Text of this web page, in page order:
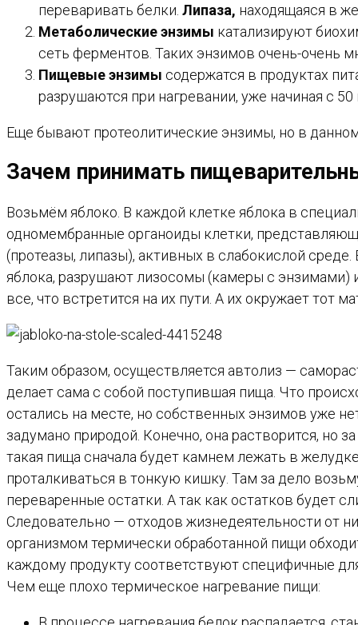
переваривать белки. Липаза, находящаяся в
Метаболические энзимы катализируют
сеть ферментов. Таких энзимов очень-очень
Пищевые энзимы содержатся в продуктах
разрушаются при нагревании, уже начиная с 50
Еще бывают протеолитические энзимы, но в
Зачем принимать
Возьмём яблоко. В каждой клетке яблока в
одномембранные органоиды клетки,
(протеазы, липазы), активных в слабокислой
яблока, разрушают лизосомы (камеры с
все, что встретится на их пути. А их окружает тот
Таким образом, осуществляется автолиз —
делает сама с собой поступившая пища. Что
остались на месте, но собственных энзимов уже
задумано природой. Конечно, она растворится, но
такая пища сначала будет камнем лежать в
проталкиваться в тонкую кишку. Там за дело
переваренные остатки. А так как остатков будет
Следовательно — отходов жизнедеятельности от
организмом термически обработанной пищи
каждому продукту соответствуют специфичные
Чем еще плохо термическое нагревание пищи: